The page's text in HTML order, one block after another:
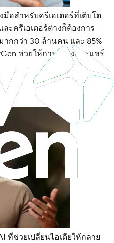
อสำหรับครีเอเตอร์ที่เติบโต
ะครีเอเตอร์ต่างก็ต้องการ
กกว่า 30 ล้านคน และ 85%
ช่วยให้การสร้างและแชร์
ที่ช่วยเปลี่ยนไอเดียให้กลาย